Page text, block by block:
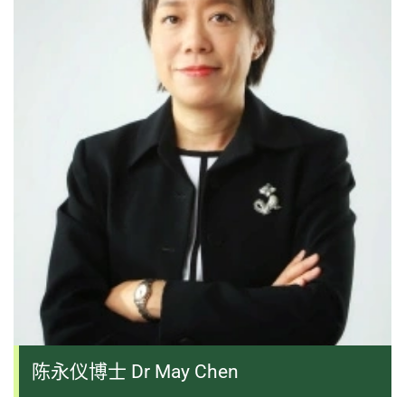
陈永仪博士 Dr May Chen